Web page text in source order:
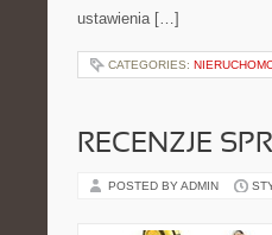
ustawienia […]
CATEGORIES:
RECENZJE
POSTED BY ADMIN